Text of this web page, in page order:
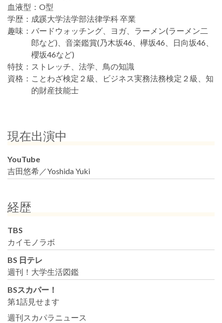
血液型： O型
学歴： 成蹊大学法学部法律学科 卒業
趣味： バードウォッチング、ヨガ、ラーメン(ラーメン二
郎など)、音楽鑑賞(乃木坂46、欅坂46、日向坂46、
櫻坂46など)
特技： ストレッチ、法学、鳥の知識
資格： ことわざ検定２級、ビジネス実務法務検定２級、知
的財産技能士
現在出演中
YouTube
吉田悠希／Yoshida Yuki
経歴
TBS
カイモノラボ
BS 日テレ
週刊！大学生活図鑑
BSスカパー！
第1話見せます
週刊スカパラニュース